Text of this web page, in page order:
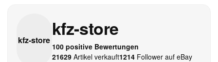
kfz-store
kfz-store
100 positive Bewertungen
21629Artikel verkauft1214Follower auf eBay